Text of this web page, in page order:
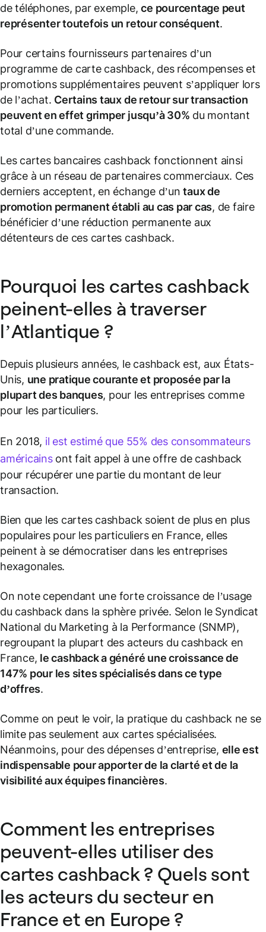
de téléphones, par exemple,ce pourcentage peut
représenter toutefois un retour conséquent.
Pour certains fournisseurs partenaires d’un
programme de carte cashback, des récompenses et
promotions supplémentaires peuvent s’appliquer lors
de l’achat. Certains taux de retour sur transaction
peuvent en effet grimper jusqu’à 30% du montant
total d’une commande.
Les cartes bancaires cashback fonctionnent ainsi
grâce à un réseau de partenaires commerciaux. Ces
derniers acceptent, en échange d’untaux de
promotion permanent établi au cas par cas, de faire
bénéficier d’une réduction permanente aux
détenteurs de ces cartes cashback.
Pourquoi les cartes cashback
peinent-elles à traverser
l’Atlantique ?
Depuis plusieurs années, le cashback est, aux États-
Unis, une pratique courante et proposée par la
plupart des banques, pour les entreprises comme
pour les particuliers.
En 2018, il est estimé que 55% des consommateurs
américainsont fait appel à une offre de cashback
pour récupérer une partie du montant de leur
transaction.
Bien que les cartes cashback soient de plus en plus
populaires pour les particuliers en France, elles
peinent à se démocratiser dans les entreprises
hexagonales.
On note cependant une forte croissance de l’usage
du cashback dans la sphère privée. Selon le Syndicat
National du Marketing à la Performance (SNMP),
regroupant la plupart des acteurs du cashback en
France, le cashback a généré une croissance de
147% pour les sites spécialisés dans ce type
d’offres.
Comme on peut le voir, la pratique du cashback ne se
limite pas seulement aux cartes spécialisées.
Néanmoins, pour des dépenses d’entreprise, elle est
indispensable pour apporter de la clarté et de la
visibilité aux équipes financières.
Comment les entreprises
peuvent-elles utiliser des
cartes cashback ? Quels sont
les acteurs du secteur en
France et en Europe ?